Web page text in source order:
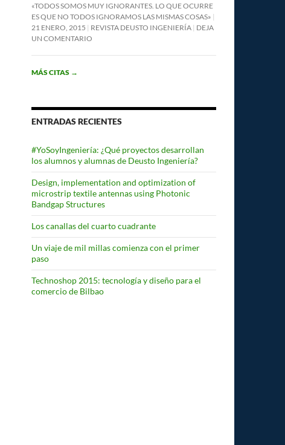
«TODOS SOMOS MUY IGNORANTES. LO QUE OCURRE
ES QUE NO TODOS IGNORAMOS LAS MISMAS COSAS»
21 ENERO, 2015
REVISTA DEUSTO INGENIERÍA DEJA
UN COMENTARIO
MÁS CITAS →
ENTRADAS RECIENTES
#YoSoyIngeniería: ¿Qué proyectos desarrollan
los alumnos y alumnas de Deusto Ingeniería?
Design, implementation and optimization of
microstrip textile antennas using Photonic
Bandgap Structures
Los canallas del cuarto cuadrante
Un viaje de mil millas comienza con el primer
paso
Technoshop 2015: tecnología y diseño para el
comercio de Bilbao